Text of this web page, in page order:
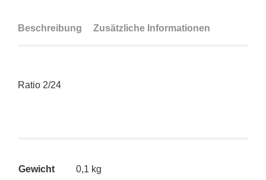
Beschreibung Zusätzliche Informationen
Ratio 2/24
Gewicht 0,1 kg